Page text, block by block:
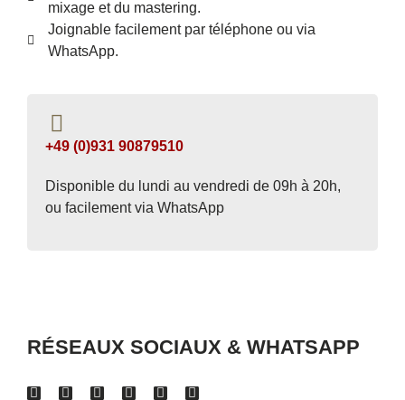
mixage et du mastering.
Joignable facilement par téléphone ou via
WhatsApp.
+49 (0)931 90879510
Disponible du lundi au vendredi de 09h à 20h,
ou facilement via WhatsApp
RÉSEAUX SOCIAUX & WHATSAPP